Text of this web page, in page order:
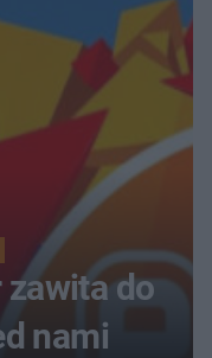
zawita do
nami